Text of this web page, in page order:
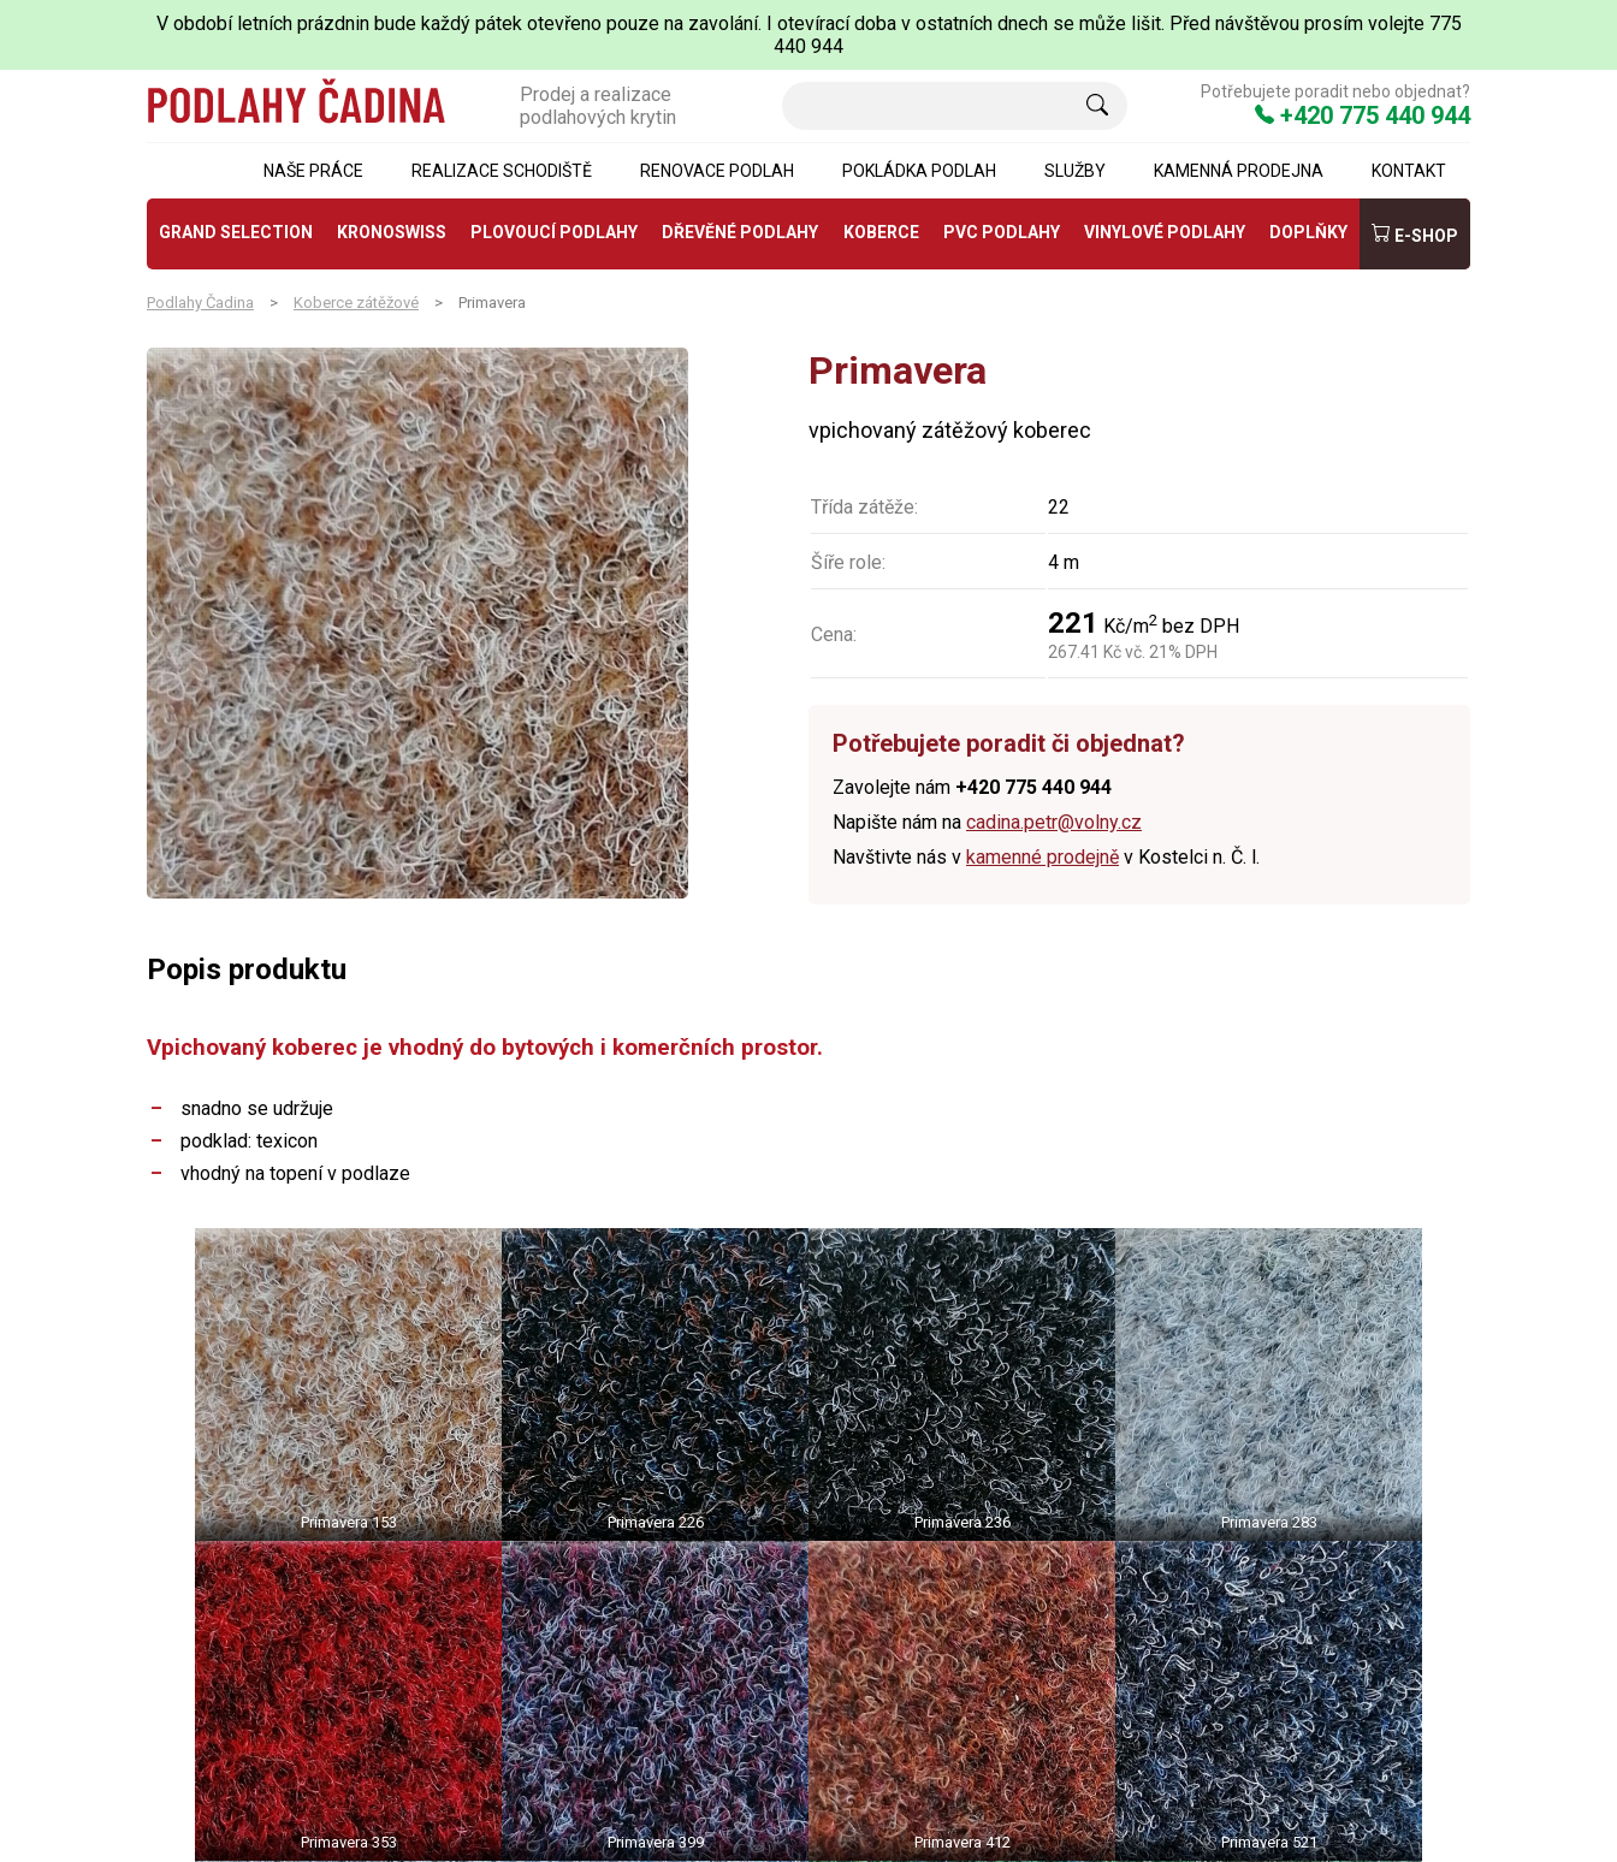
V období letních prázdnin bude každý pátek otevřeno pouze na zavolání. I otevírací doba v ostatních dnech se může lišit. Před návštěvou prosím volejte 775
440 944
Prodej a realizace
podlahových krytin
Potřebujete poradit nebo objednat?
+420 775 440 944
NAŠE PRÁCE REALIZACE SCHODIŠTĚ RENOVACE PODLAH POKLÁDKA PODLAH SLUŽBY KAMENNÁ PRODEJNA KONTAKT
GRAND SELECTION KRONOSWISS PLOVOUCÍ PODLAHY DŘEVĚNÉ PODLAHY KOBERCE PVC PODLAHY VINYLOVÉ PODLAHY DOPLŇKY E-SHOP
Podlahy Čadina > Koberce zátěžové > Primavera
Primavera
vpichovaný zátěžový koberec
Třída zátěže: 22
Šíře role: 4 m
Cena: 221 Kč/m2 bez DPH
267.41 Kč vč. 21% DPH
Potřebujete poradit či objednat?
Zavolejte nám +420 775 440 944
Napište nám na cadina.petr@volny.cz
Navštivte nás v kamenné prodejně v Kostelci n. Č. l.
Popis produktu
Vpichovaný koberec je vhodný do bytových i komerčních prostor.
snadno se udržuje
podklad: texicon
vhodný na topení v podlaze
Primavera 153 Primavera 226 Primavera 236 Primavera 283
Primavera 353 Primavera 399 Primavera 412 Primavera 521